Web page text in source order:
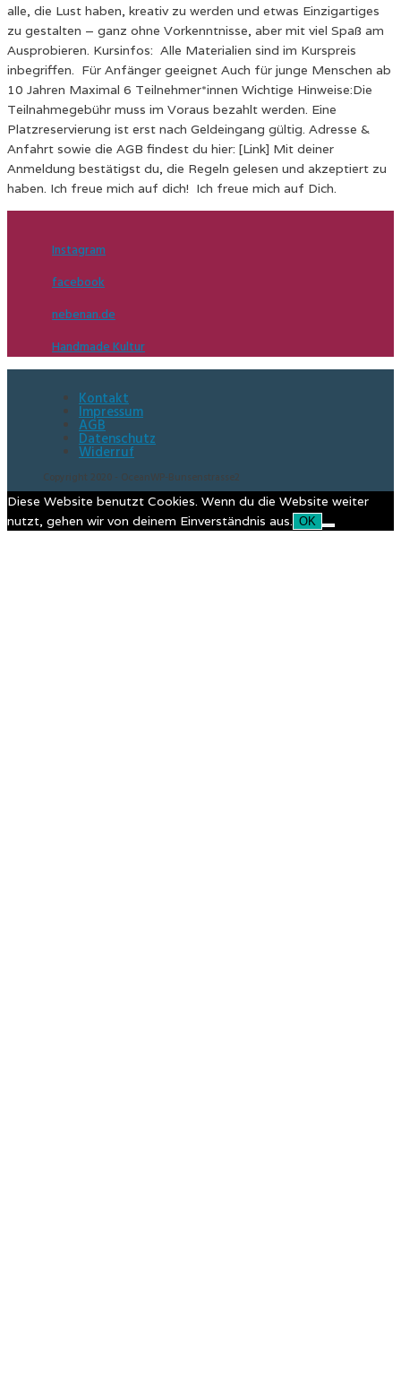
alle, die Lust haben, kreativ zu werden und etwas Einzigartiges
zu gestalten – ganz ohne Vorkenntnisse, aber mit viel Spaß am
Ausprobieren. Kursinfos: Alle Materialien sind im Kurspreis
inbegriffen. Für Anfänger geeignet Auch für junge Menschen ab
10 Jahren Maximal 6 Teilnehmer*innen Wichtige Hinweise:Die
Teilnahmegebühr muss im Voraus bezahlt werden. Eine
Platzreservierung ist erst nach Geldeingang gültig. Adresse &
Anfahrt sowie die AGB findest du hier: [Link] Mit deiner
Anmeldung bestätigst du, die Regeln gelesen und akzeptiert zu
haben. Ich freue mich auf dich! Ich freue mich auf Dich.
Instagram
facebook
nebenan.de
Handmade Kultur
Kontakt
Impressum
AGB
Datenschutz
Widerruf
Copyright 2020 - OceanWP-Bunsenstrasse2
Diese Website benutzt Cookies. Wenn du die Website weiter
nutzt, gehen wir von deinem Einverständnis aus. OK